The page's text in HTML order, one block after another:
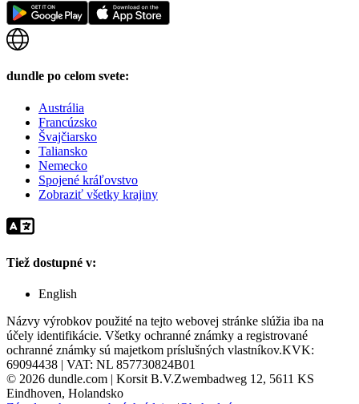
dundle po celom svete:
Austrália
Francúzsko
Švajčiarsko
Taliansko
Nemecko
Spojené kráľovstvo
Zobraziť všetky krajiny
Tiež dostupné v:
English
Názvy výrobkov použité na tejto webovej stránke slúžia iba na
účely identifikácie. Všetky ochranné známky a registrované
ochranné známky sú majetkom príslušných vlastníkov.KVK:
69094438 | VAT: NL 857730824B01
© 2026 dundle.com | Korsit B.V.Zwembadweg 12, 5611 KS
Eindhoven, Holandsko